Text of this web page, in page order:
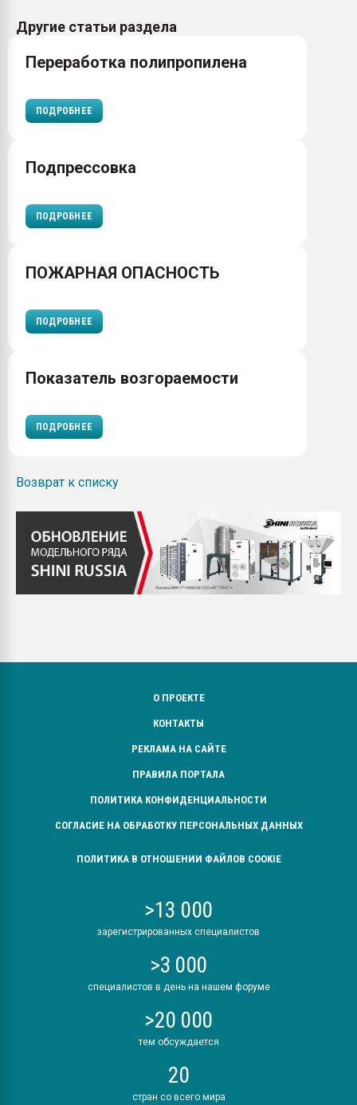
Другие статьи раздела
Переработка полипропилена
ПОДРОБНЕЕ
Подпрессовка
ПОДРОБНЕЕ
ПОЖАРНАЯ ОПАСНОСТЬ
ПОДРОБНЕЕ
Показатель возгораемости
ПОДРОБНЕЕ
Возврат к списку
О ПРОЕКТЕ
КОНТАКТЫ
РЕКЛАМА НА САЙТЕ
ПРАВИЛА ПОРТАЛА
ПОЛИТИКА КОНФИДЕНЦИАЛЬНОСТИ
СОГЛАСИЕ НА ОБРАБОТКУ ПЕРСОНАЛЬНЫХ ДАННЫХ
ПОЛИТИКА В ОТНОШЕНИИ ФАЙЛОВ COOKIE
>13 000
зарегистрированных специалистов
>3 000
специалистов в день на нашем форуме
>20 000
тем обсуждается
20
стран со всего мира